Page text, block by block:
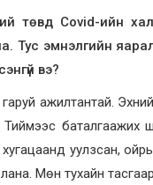
төвд Covid-ийн
Тус эмнэлгийн
вэ?
ажилтантай.
баталгаажих
уулзсан,
Мөн тухайн